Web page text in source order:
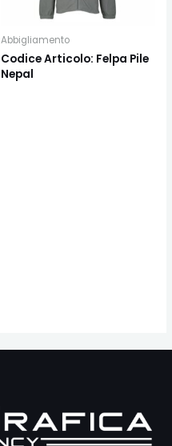
Abbigliamento
Codice Articolo: Felpa Pile
Nepal